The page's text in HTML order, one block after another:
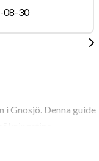
08-30
Gnosjö. Denna guide